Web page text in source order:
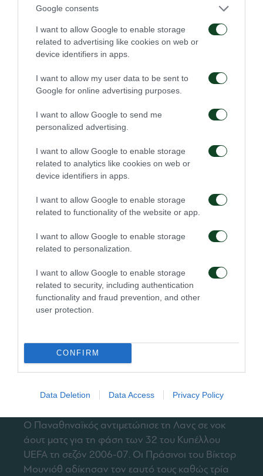
Google consents
I want to allow Google to enable storage
related to advertising like cookies on web or
device identifiers in apps.
I want to allow my user data to be sent to
Google for online advertising purposes.
I want to allow Google to send me
personalized advertising.
I want to allow Google to enable storage
related to analytics like cookies on web or
device identifiers in apps.
I want to allow Google to enable storage
related to functionality of the website or app.
I want to allow Google to enable storage
related to personalization.
I want to allow Google to enable storage
related to security, including authentication
functionality and fraud prevention, and other
user protection.
CONFIRM
Data Deletion Data Access Privacy Policy
καταπληκτική ασίστ από εκτέλεση φάουλ του
Παναθηναϊκός: Βάντσικ, Αποστολάκης,
Μιλόγεβιτς, Γκούμας, Βόκολος, Λαγωνικάκης, Κ.
Κωνσταντινίδης, Μπασινάς, Ασάνοβιτς (80’
Κιάσσος), Βαζέχα (87’ Μάουρο),
Λανς: Βαρμούζ, Σικορά, Μανιέ, Ρουλ, Ντεμπεβέ
Νουμά (70’ Ελουά), Μερίντ.
Λανς – Παναθηναϊκός 3-1
Ο Παναθηναϊκός αντιμετώπισε τη Λανς σε νοκ
άουτ ματς για τη φάση των 32 του Κυπέλλου
UEFA τη σεζόν 2006-07. Οι Πράσινοι του Βίκτορ
Μουνιόθ αδίκησαν τον εαυτό τους καθώς τρία